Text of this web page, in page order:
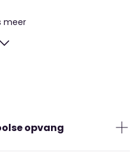
heeft veel ramen. Er
speelmaterialen,
als een kind
lekker op het grote
echt van elke dag iets
meer
opvang